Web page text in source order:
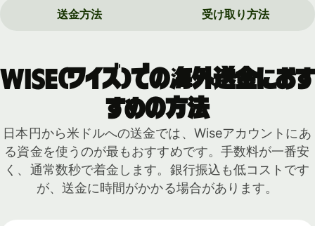
送金方法 受け取り方法
Wise（ワイズ）での海外送金におす
すめの方法
日本円から米ドルへの送金では、Wiseアカウントにあ
る資金を使うのが最もおすすめです。手数料が一番安
く、通常数秒で着金します。銀行振込も低コストです
が、送金に時間がかかる場合があります。